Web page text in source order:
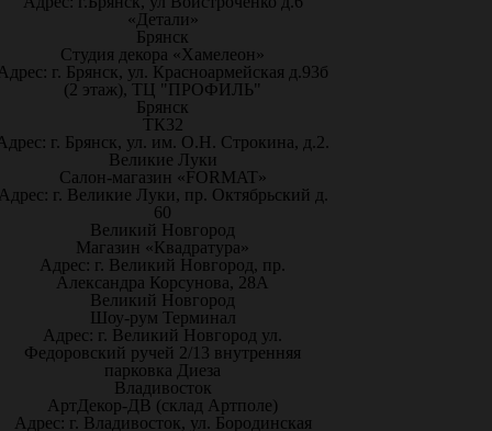
«Детали»
Брянск
Студия декора «Хамелеон»
г. Брянск, ул. Красноармейская д.93б
(2 этаж), ТЦ "ПРОФИЛЬ"
Брянск
ТК32
г. Брянск, ул. им. О.Н. Строкина, д.2.
Великие Луки
Салон-магазин «FORMAT»
г. Великие Луки, пр. Октябрьский д.
60
Великий Новгород
Магазин «Квадратура»
Адрес: г. Великий Новгород, пр.
Александра Корсунова, 28А
Великий Новгород
Шоу-рум Терминал
Адрес: г. Великий Новгород ул.
Федоровский ручей 2/13 внутренняя
парковка Диеза
Владивосток
АртДекор-ДВ (склад Артполе)
Адрес: г. Владивосток, ул. Бородинская